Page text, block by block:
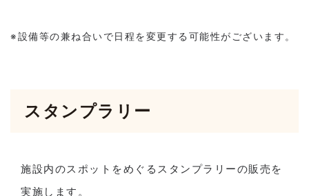
※設備等の兼ね合いで日程を変更する可能性がございます。
スタンプラリー
施設内のスポットをめぐるスタンプラリーの販売を
実施します。